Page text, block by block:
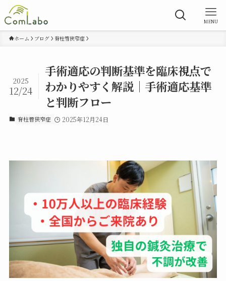
MENU
ホーム ブログ 脊柱管狭窄症
手術適応の判断基準を臨床視点で
わかりやすく解説｜手術適応基準
と判断フロー
2025
12/24
脊柱管狭窄症 2025年12月24日